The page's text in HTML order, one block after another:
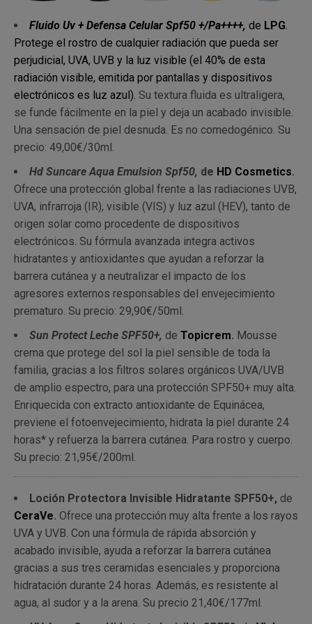
Fluido Uv + Defensa Celular Spf50 +/Pa++++, de LPG.
Protege el rostro de cualquier radiación que pueda ser
perjudicial, UVA, UVB y la luz visible (el 40% de esta
radiación visible, emitida por pantallas y dispositivos
electrónicos es luz azul). Su textura fluida es ultraligera,
se funde fácilmente en la piel y deja un acabado invisible.
Una sensación de piel desnuda. Es no comedogénico. Su
precio: 49,00€/30ml.
Hd Suncare Aqua Emulsion Spf50, de HD Cosmetics.
Ofrece una protección global frente a las radiaciones UVB,
UVA, infrarroja (IR), visible (VIS) y luz azul (HEV), tanto de
origen solar como procedente de dispositivos
electrónicos. Su fórmula avanzada integra activos
hidratantes y antioxidantes que ayudan a reforzar la
barrera cutánea y a neutralizar el impacto de los
agresores externos responsables del envejecimiento
prematuro. Su precio: 29,90€/50ml.
Sun Protect Leche SPF50+, de Topicrem. Mousse
crema que protege del sol la piel sensible de toda la
familia, gracias a los filtros solares orgánicos UVA/UVB
de amplio espectro, para una protección SPF50+ muy alta.
Enriquecida con extracto antioxidante de Equinácea,
previene el fotoenvejecimiento, hidrata la piel durante 24
horas* y refuerza la barrera cutánea. Para rostro y cuerpo.
Su precio: 21,95€/200ml.
Loción Protectora Invisible Hidratante SPF50+, de
CeraVe. Ofrece una protección muy alta frente a los rayos
UVA y UVB. Con una fórmula de rápida absorción y
acabado invisible, ayuda a reforzar la barrera cutánea
gracias a sus tres ceramidas esenciales y proporciona
hidratación durante 24 horas. Además, es resistente al
agua, al sudor y a la arena. Su precio 21,40€/177ml.